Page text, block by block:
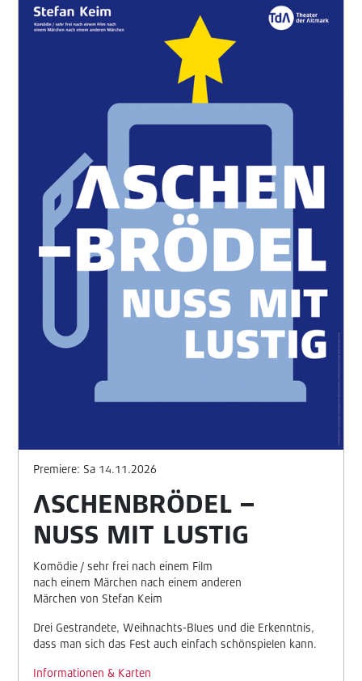
Premiere: Sa 14.11.2026
ASCHENBRÖDEL –
NUSS MIT LUSTIG
Komödie / sehr frei nach einem Film
nach einem Märchen nach einem anderen
Märchen von Stefan Keim
Drei Gestrandete, Weihnachts-Blues und die Erkenntnis,
dass man sich das Fest auch einfach schönspielen kann.
Informationen & Karten